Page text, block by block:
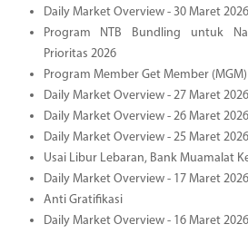
Daily Market Overview - 30 Maret 2026
Program NTB Bundling untuk
Prioritas 2026
Program Member Get Member
Daily Market Overview - 27 Maret 2026
Daily Market Overview - 26 Maret 2026
Daily Market Overview - 25 Maret 2026
Usai Libur Lebaran, Bank Muamalat
Daily Market Overview - 17 Maret 2026
Anti Gratifikasi
Daily Market Overview - 16 Maret 2026